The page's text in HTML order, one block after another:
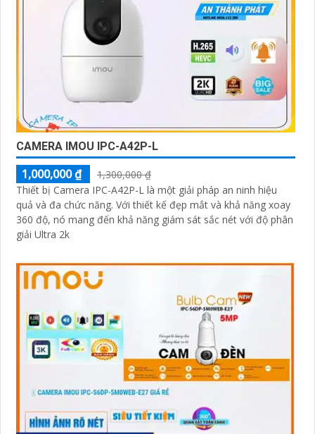
CAMERA IMOU IPC-A42P-L
1,000,000 ₫
1,300,000 ₫
Thiết bị Camera IPC-A42P-L là một giải pháp an ninh hiệu
quả và đa chức năng. Với thiết kế đẹp mắt và khả năng xoay
360 độ, nó mang đến khả năng giám sát sắc nét với độ phân
giải Ultra 2k